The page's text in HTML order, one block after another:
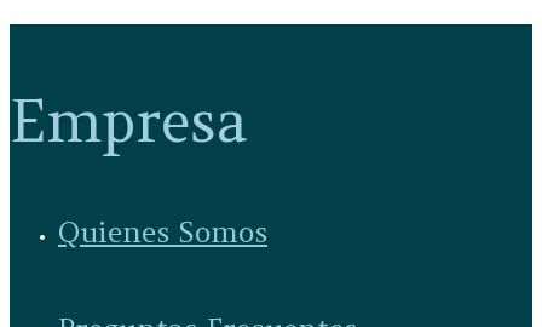
Empresa
Quienes Somos